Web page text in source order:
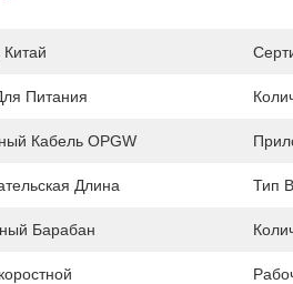
Китай
Питания
Кабель OPGW
Длина Тип
Барабан